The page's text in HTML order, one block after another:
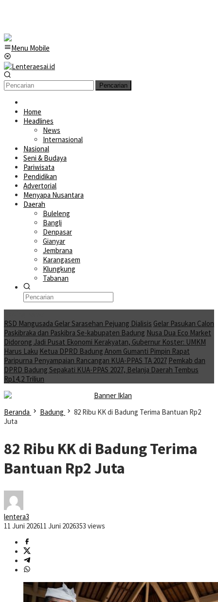
Menu Mobile
Pencarian
Home
Headlines
News
Internasional
Nasional
Seni & Budaya
Pariwisata
Pendidikan
Advertorial
Menyapa Nusantara
Daerah
Buleleng
Bangli
Denpasar
Gianyar
Jembrana
Karangasem
Klungkung
Tabanan
RSD Mangusada Gelar Sarasehan Pejuang Dialisis Gelar Pasukan Calon
Paskibraka dan Paskibra Se-kabupaten Badung Nusa Dua Eco Market
Didorong Jadi Pusat Ekonomi Kerakyatan, Gubernur Koster: UMKM
Harus Laku Ketua DPRD Badung Anom Gumanti Pimpin Rapat
Paripurna Penyampaian Rancangan KUA-PPAS TA 2027 Pemkab dan
DPRD Badung Sepakati KUA-PPAS 2027, Belanja Daerah Tembus
Rp14,2 Triliun
Beranda Badung
82 Ribu KK di Badung Terima Bantuan Rp2
Juta
82 Ribu KK di Badung Terima
Bantuan Rp2 Juta
lentera3
11 Juni 202611 Juni 2026353 views